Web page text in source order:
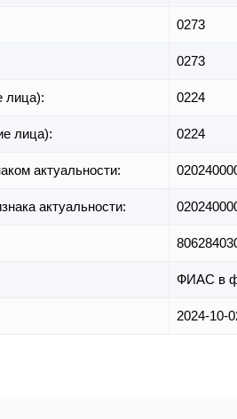
0273
0273
лица): 0224
лица): 0224
актуальности:
актуальности:
ФИАС в
2024-10-